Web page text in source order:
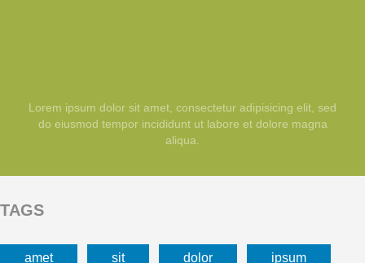
Lorem ipsum dolor sit amet, consectetur adipisicing elit, sed
do eiusmod tempor incididunt ut labore et dolore magna
aliqua.
TAGS
amet sit dolor ipsum